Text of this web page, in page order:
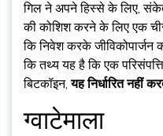
गिल ने अपने हिस्से के लिए,
की कोशिश करने के लिए एक
कि निवेश करके
कि तथ्य यह है कि एक
बिटकॉइन,यह निर्धारित नहीं
ग्वाटेमाला